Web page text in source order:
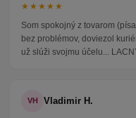
★★★★★
Som spokojný z tovarom
bez problémov, doviezol
už slúži svojmu účelu...
VH Vladimir H.